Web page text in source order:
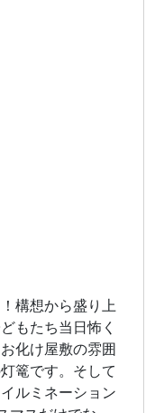
構想から盛り上
もたち当日怖く
化け屋敷の雰囲
篭です。そして
ルミネーション